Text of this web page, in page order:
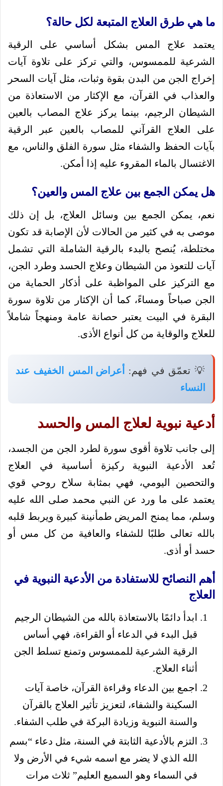
ما هي طرق العلاج المتبعة لكل حالة؟
يعتمد علاج المس بشكل أساسي على الرقية
الشرعية للممسوس، والتي تركز على تلاوة آيات
إخراج الجن من البدن بقوة وثبات، مثل آيات السحر
والعذاب في القرآن، مع الإكثار من الاستعاذة من
الشيطان الرجيم، بينما يركز علاج المصاب بالعين
على العلاج القرآني للمصاب بالعين عبر الرقية
بآيات الحفظ والشفاء مثل سورة الفلق والناس، مع
الاغتسال بالماء المقروء عليه إذا أمكن.
هل يمكن الجمع بين علاج المس والعين؟
نعم، يمكن الجمع بين وسائل العلاج، بل إن ذلك
موصى به في كثير من الحالات لأن الإصابة قد تكون
مختلطة، يُنصح بالبدء بالرقية الشاملة التي تشمل
آيات للتعوذ من الشيطان وعلاج الحسد وطرد الجن،
مع التركيز على المواظبة على أذكار الحماية من
الجن صباحاً ومساءً، كما أن الإكثار من تلاوة سورة
البقرة في البيت يعتبر حصانة عامة ومنهجاً شاملاً
للعلاج والوقاية من كل أنواع الأذى.
💡 تعمّق في فهم:
أعراض المس الخفيف عند
النساء
أدعية نبوية لعلاج المس والحسد
إلى جانب تلاوة أقوى سورة لطرد الجن من الجسد،
تُعد الأدعية النبوية ركيزة أساسية في العلاج
والتحصين اليومي، فهي بمثابة سلاح روحي قوي
يعتمد على ما ورد عن النبي محمد صلى الله عليه
وسلم، مما يمنح المريض طمأنينة كبيرة ويربط قلبه
بالله تعالى طلبًا للشفاء والعافية من كل مس أو
حسد أو أذى.
أهم النصائح للاستفادة من الأدعية النبوية في
العلاج
ابدأ دائمًا بالاستعاذة بالله من الشيطان الرجيم
قبل البدء في الدعاء أو القراءة، فهي أساس
الرقية الشرعية للممسوس وتمنع تسلط الجن
أثناء العلاج.
اجمع بين الدعاء وقراءة القرآن، خاصة آيات
السكينة والشفاء، لتعزيز تأثير العلاج بالقرآن
والسنة النبوية وزيادة البركة في طلب الشفاء.
التزم بالأدعية الثابتة في السنة، مثل دعاء “بسم
الله الذي لا يضر مع اسمه شيء في الأرض ولا
في السماء وهو السميع العليم” ثلاث مرات